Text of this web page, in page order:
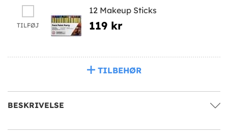
TILFØJ
12 Makeup Sticks
119 kr
TILBEHØR
BESKRIVELSE